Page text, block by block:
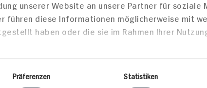
unserer Website an unsere Partner für soziale
führen diese Informationen möglicherweise mit
haben oder die sie im Rahmen Ihrer
Präferenzen Statistiken
Zum Marktfinder